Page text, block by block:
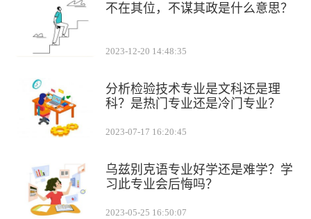
不在其位，不谋其政是什么意思？
2023-12-20 14:48:35
分析检验技术专业是文科还是理
科？是热门专业还是冷门专业？
2023-07-17 16:20:45
乌兹别克语专业好学还是难学？学
习此专业会后悔吗？
2023-05-25 16:50:07